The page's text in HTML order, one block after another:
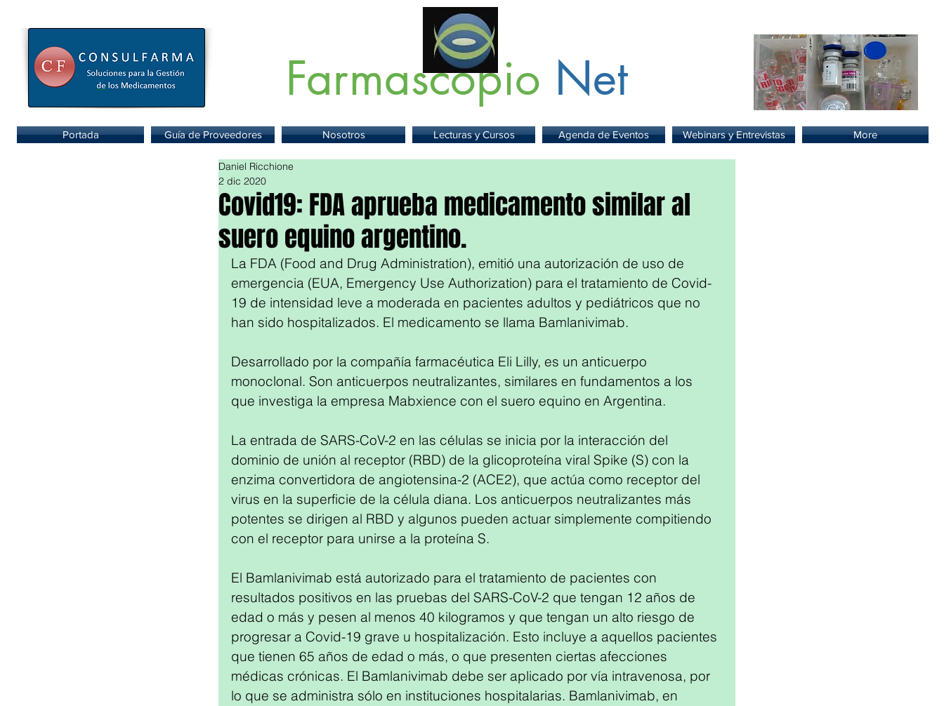
Farmascopio Net
Portada Guía de Proveedores Nosotros Lecturas y Cursos Agenda de Eventos Webinars y Entrevistas More
Covid19: FDA aprueba medicamento similar al
suero equino argentino.
Daniel Ricchione
2 dic 2020
La FDA (Food and Drug Administration), emitió una autorización de uso de
emergencia (EUA, Emergency Use Authorization) para el tratamiento de Covid-
19 de intensidad leve a moderada en pacientes adultos y pediátricos que no
han sido hospitalizados. El medicamento se llama Bamlanivimab.
Desarrollado por la compañía farmacéutica Eli Lilly, es un anticuerpo
monoclonal. Son anticuerpos neutralizantes, similares en fundamentos a los
que investiga la empresa Mabxience con el suero equino en Argentina.
La entrada de SARS-CoV-2 en las células se inicia por la interacción del
dominio de unión al receptor (RBD) de la glicoproteína viral Spike (S) con la
enzima convertidora de angiotensina-2 (ACE2), que actúa como receptor del
virus en la superficie de la célula diana. Los anticuerpos neutralizantes más
potentes se dirigen al RBD y algunos pueden actuar simplemente compitiendo
con el receptor para unirse a la proteína S.
El Bamlanivimab está autorizado para el tratamiento de pacientes con
resultados positivos en las pruebas del SARS-CoV-2 que tengan 12 años de
edad o más y pesen al menos 40 kilogramos y que tengan un alto riesgo de
progresar a Covid-19 grave u hospitalización. Esto incluye a aquellos pacientes
que tienen 65 años de edad o más, o que presenten ciertas afecciones
médicas crónicas. El Bamlanivimab debe ser aplicado por vía intravenosa, por
lo que se administra sólo en instituciones hospitalarias. Bamlanivimab, en